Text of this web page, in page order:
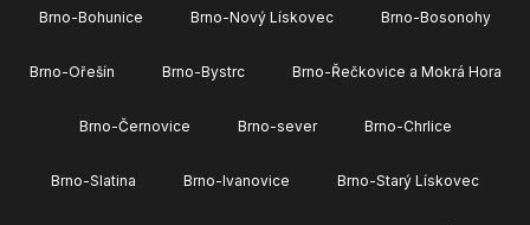
Brno-Bohunice Brno-Nový Lískovec Brno-Bosonohy
Brno-Ořešín Brno-Bystrc Brno-Řečkovice a Mokrá Hora
Brno-Černovice Brno-sever Brno-Chrlice
Brno-Slatina Brno-Ivanovice Brno-Starý Lískovec